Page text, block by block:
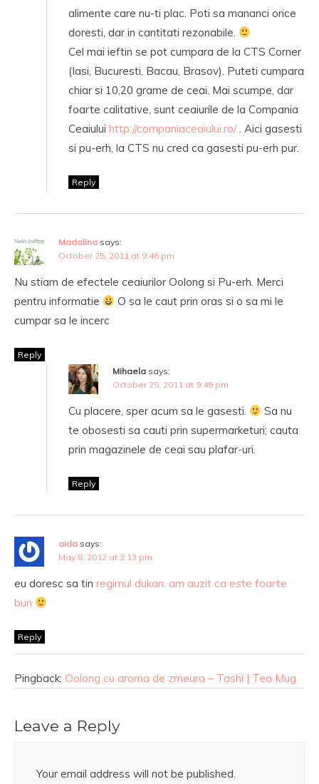
alimente care nu-ti plac. Poti sa mananci orice
doresti, dar in cantitati rezonabile.
Cel mai ieftin se pot cumpara de la CTS Corner
(Iasi, Bucuresti, Bacau, Brasov). Puteti cumpara
chiar si 10,20 grame de ceai. Mai scumpe, dar
foarte calitative, sunt ceaiurile de la Compania
Ceaiului http://companiaceaiului.ro/. Aici gasesti
si pu-erh, la CTS nu cred ca gasesti pu-erh pur.
Reply
Madalina says:
October 25, 2011 at 9:46 pm
Nu stiam de efectele ceaiurilor Oolong si Pu-erh. Merci
pentru informatie
O sa le caut prin oras si o sa mi le
cumpar sa le incerc
Reply
Mihaela says:
October 25, 2011 at 9:49 pm
Cu placere, sper acum sa le gasesti.
Sa nu
te obosesti sa cauti prin supermarketuri; cauta
prin magazinele de ceai sau plafar-uri.
Reply
aida says:
May 8, 2012 at 3:13 pm
eu doresc sa tin regimul dukan. am auzit ca este foarte
bun
Reply
Pingback: Oolong cu aroma de zmeura – Tashi | Tea Mug
Leave a Reply
Your email address will not be published.